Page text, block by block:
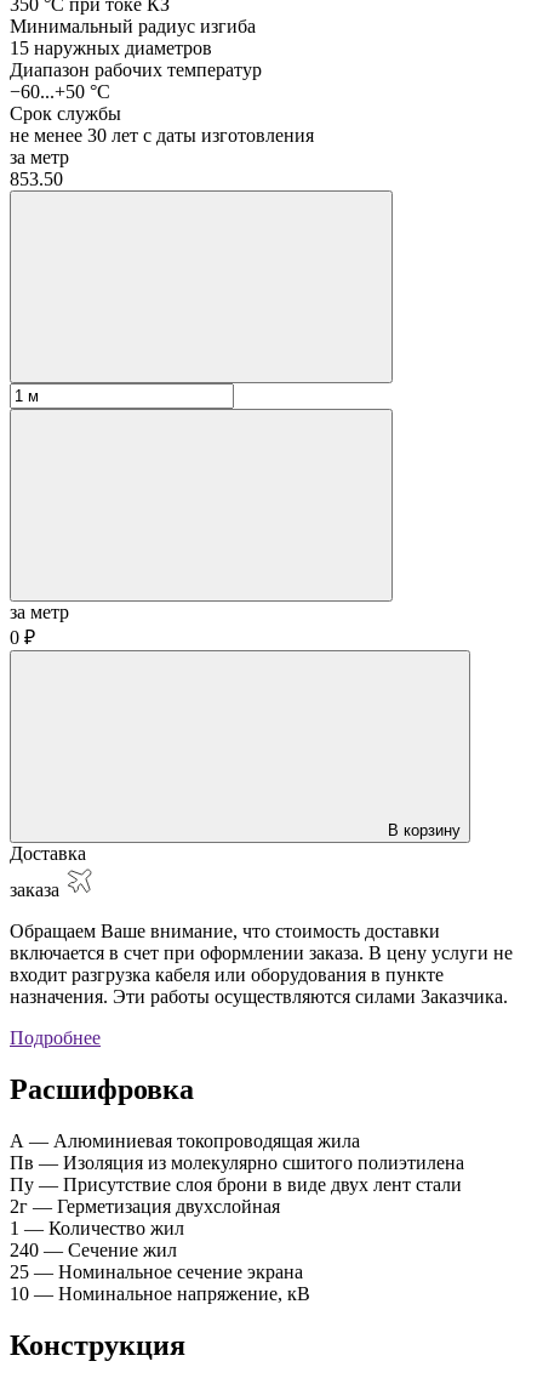
Минимальный радиус изгиба
15 наружных диаметров
Диапазон рабочих температур
−60...+50 °C
Срок службы
не менее 30 лет с даты изготовления
за метр
853.50
за метр
0 ₽
В корзину
Доставка
заказа
Обращаем Ваше внимание, что стоимость доставки
включается в счет при оформлении заказа. В цену услуги не
входит разгрузка кабеля или оборудования в пункте
назначения. Эти работы осуществляются силами Заказчика.
Подробнее
Расшифровка
А — Алюминиевая токопроводящая жила
Пв — Изоляция из молекулярно сшитого полиэтилена
Пу — Присутствие слоя брони в виде двух лент стали
2г — Герметизация двухслойная
1 — Количество жил
240 — Сечение жил
25 — Номинальное сечение экрана
10 — Номинальное напряжение, кВ
Конструкция